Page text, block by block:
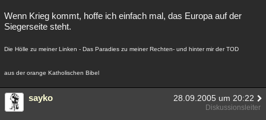
Wenn Krieg kommt, hoffe ich einfach mal, das Europa auf der
Siegerseite steht.
Die Hölle zu meiner Linken - Das Paradies zu meiner Rechten- und hinter mir der TOD
aus der orange Katholischen Bibel
sayko 28.09.2005 um 20:22
Diskussionsleiter